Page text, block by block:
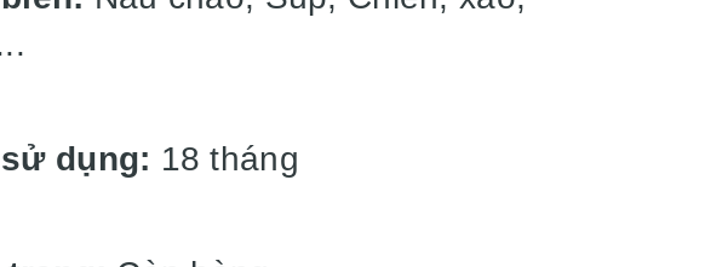
dụng: 18 tháng